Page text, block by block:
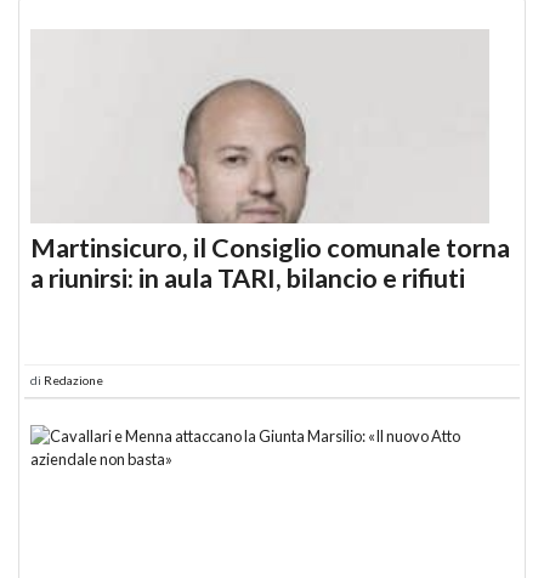
Martinsicuro, il Consiglio comunale torna
a riunirsi: in aula TARI, bilancio e rifiuti
di Redazione